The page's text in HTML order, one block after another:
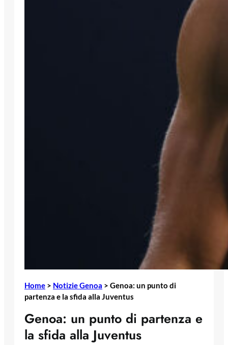
Home > Notizie Genoa > Genoa: un punto di
partenza e la sfida alla Juventus
Genoa: un punto di partenza e
la sfida alla Juventus